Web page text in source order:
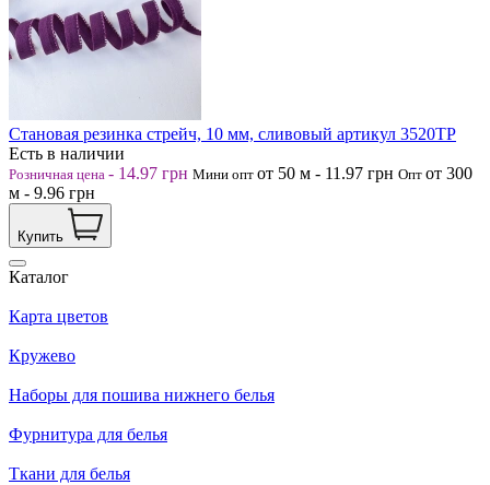
Становая резинка стрейч, 10 мм, сливовый артикул 3520ТР
Есть в наличии
Розничная цена - 14.97 грн Мини опт от 50 м - 11.97 грн Опт от 300
м - 9.96 грн
Купить
Каталог
Карта цветов
Кружево
Наборы для пошива нижнего белья
Фурнитура для белья
Ткани для белья